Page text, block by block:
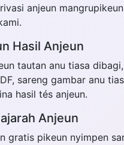
anjeun mangrupikeun
Hasil Anjeun
tautan anu tiasa dibagi,
sareng gambar anu
hasil tés anjeun.
Anjeun
gratis pikeun nyimpen